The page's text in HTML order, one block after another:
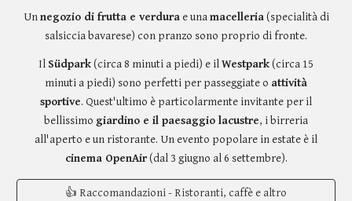
Unnegozio di frutta e verduraeunamacelleria(specialità di
salsiccia bavarese) con pranzo sono proprio di fronte.
Il Südpark(circa 8 minuti a piedi) e ilWestpark(circa 15
minuti a piedi) sono perfetti per passeggiate o attività
sportive. Quest'ultimo è particolarmente invitante per il
bellissimo giardino e il paesaggio lacustre, i birreria
all'aperto e un ristorante. Un evento popolare in estate è il
cinema OpenAir(dal 3 giugno al 6 settembre).
👍 Raccomandazioni - Ristoranti, caffè e altro